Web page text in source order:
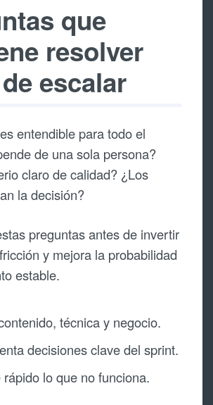
que
resolver
escalar
entendible para todo el
de una sola persona?
claro de calidad? ¿Los
la decisión?
preguntas antes de invertir
y mejora la probabilidad
estable.
técnica y negocio.
decisiones clave del sprint.
rápido lo que no funciona.